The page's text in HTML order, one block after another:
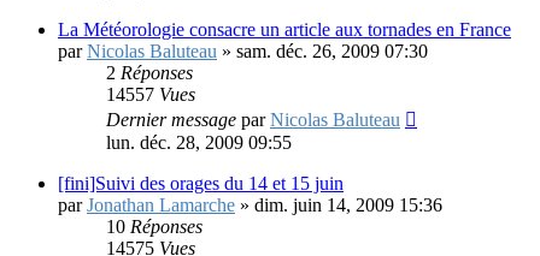
La Météorologie consacre un article aux tornades en France
parNicolas Baluteau » sam. déc. 26, 2009 07:30
2 Réponses
14557 Vues
Dernier message parNicolas Baluteau
lun. déc. 28, 2009 09:55
[fini]Suivi des orages du 14 et 15 juin
parJonathan Lamarche » dim. juin 14, 2009 15:36
10 Réponses
14575 Vues